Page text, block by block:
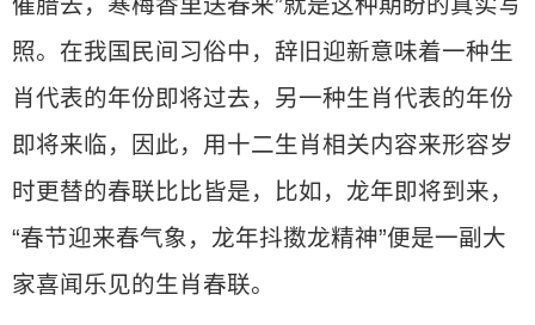
照。在我国民间习俗中，辞旧迎新意味着一种生
肖代表的年份即将过去，另一种生肖代表的年份
即将来临，因此，用十二生肖相关内容来形容岁
时更替的春联比比皆是，比如，龙年即将到来，
“春节迎来春气象，龙年抖擞龙精神”便是一副大
家喜闻乐见的生肖春联。